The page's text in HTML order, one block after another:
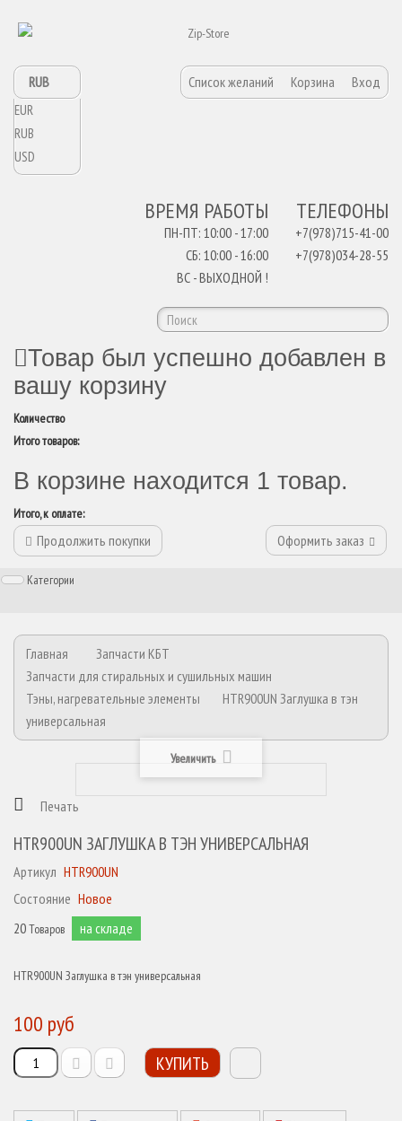
Список желаний Корзина Вход
RUB
EUR
RUB
USD
ТЕЛЕФОНЫ
+7(978)715-41-00
+7(978)034-28-55
ВРЕМЯ РАБОТЫ
ПН-ПТ: 10:00 - 17:00
СБ: 10:00 - 16:00
ВС - ВЫХОДНОЙ !
Товар был успешно добавлен в
вашу корзину
Количество
Итого товаров:
В корзине находится 1 товар.
Итого, к оплате:
Продолжить покупки Оформить заказ
Категории
Главная
Запчасти КБТ
Запчасти для стиральных и сушильных машин
Тэны, нагревательные элементы
HTR900UN Заглушка в тэн
универсальная
Увеличить
Печать
HTR900UN ЗАГЛУШКА В ТЭН УНИВЕРСАЛЬНАЯ
Артикул HTR900UN
Состояние Новое
20Товаров на складе
HTR900UN Заглушка в тэн универсальная
100 руб
КУПИТЬ